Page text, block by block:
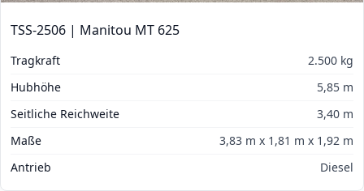
TSS-2506 | Manitou MT 625
Tragkraft
2.500 kg
Hubhöhe
5,85 m
Seitliche Reichweite
3,40 m
Maße
3,83 m x 1,81 m x 1,92 m
Antrieb
Diesel